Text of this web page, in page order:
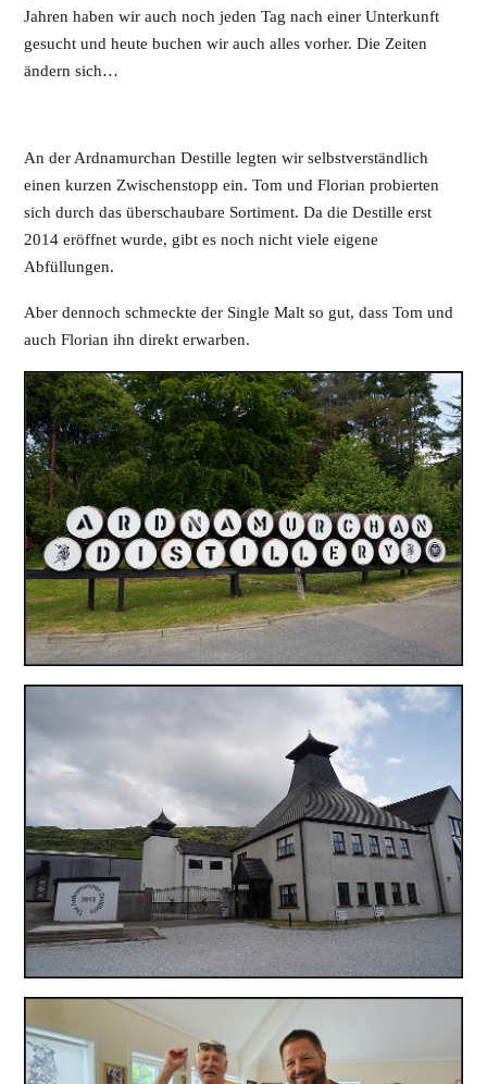
Jahren haben wir auch noch jeden Tag nach einer Unterkunft
gesucht und heute buchen wir auch alles vorher. Die Zeiten
ändern sich…
An der Ardnamurchan Destille legten wir selbstverständlich
einen kurzen Zwischenstopp ein. Tom und Florian probierten
sich durch das überschaubare Sortiment. Da die Destille erst
2014 eröffnet wurde, gibt es noch nicht viele eigene
Abfüllungen.
Aber dennoch schmeckte der Single Malt so gut, dass Tom und
auch Florian ihn direkt erwarben.